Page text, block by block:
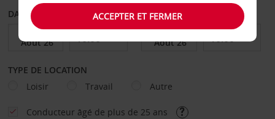
DATE DE DÉPART DATE DE RETOUR
TYPE DE LOCATION
Loisir
Travail Autre
Conducteur âgé de plus de 25 ans
ACCEPTER ET FERMER